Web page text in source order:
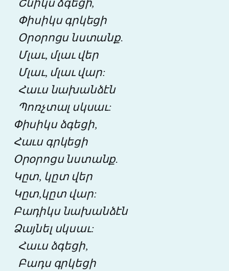
Շնիկս ձգեցի,
Փիսիկս գրկեցի
Օրօրոցս նստանք.
Մլաւ, մլաւ վեր
Մլաւ, մլաւ վար:
Հաւս նախանձէն
Պոռչտալ սկսաւ:
Փիսիկս ձգեցի,
Հաւս գրկեցի
Օրօրոցս նստանք.
Կըտ, կըտ վեր
Կըտ,կըտ վար:
Բադիկս նախանձէն
Ձայնել սկսաւ:
Հաւս ձգեցի,
Բադս գրկեցի